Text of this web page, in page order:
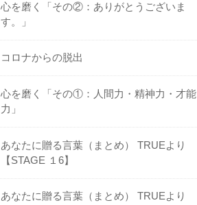
心を磨く「その②：ありがとうございま
す。」
コロナからの脱出
心を磨く「その①：人間力・精神力・才能
力」
あなたに贈る言葉（まとめ） TRUEより
【STAGE １6】
あなたに贈る言葉（まとめ） TRUEより